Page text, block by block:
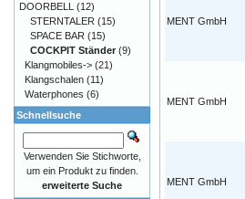
MENT GmbH
MENT GmbH
MENT GmbH
DOORBELL (12)
STERNTALER (15)
SPACE BAR (15)
COCKPIT Ständer (9)
Klangmobiles-> (21)
Klangschalen (11)
Waterphones (6)
Schnellsuche
Verwenden Sie Stichworte,
um ein Produkt zu finden.
erweiterte Suche